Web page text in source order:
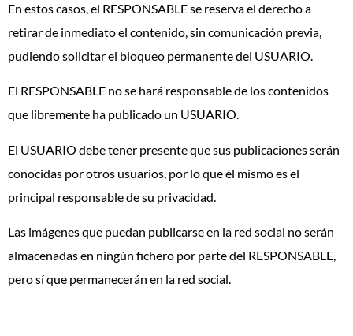
En estos casos, el RESPONSABLE se reserva el derecho a
retirar de inmediato el contenido, sin comunicación previa,
pudiendo solicitar el bloqueo permanente del USUARIO.
El RESPONSABLE no se hará responsable de los contenidos
que libremente ha publicado un USUARIO.
El USUARIO debe tener presente que sus publicaciones serán
conocidas por otros usuarios, por lo que él mismo es el
principal responsable de su privacidad.
Las imágenes que puedan publicarse en la red social no serán
almacenadas en ningún fichero por parte del RESPONSABLE,
pero sí que permanecerán en la red social.